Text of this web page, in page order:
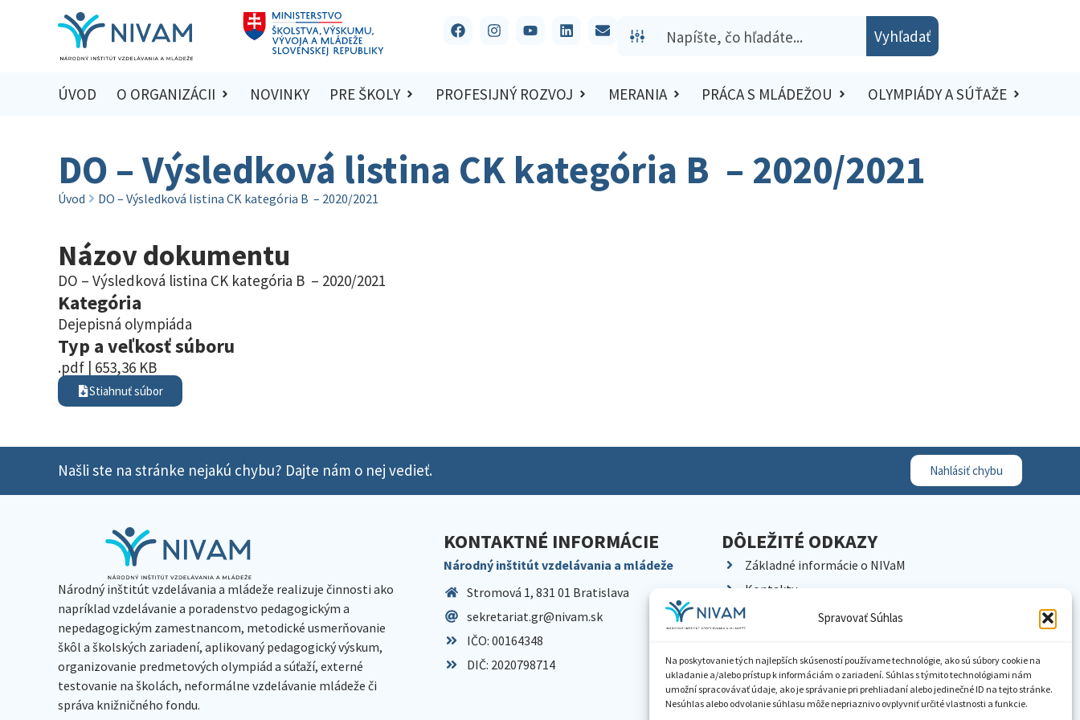
Spravovať Súhlas
Na poskytovanie tých najlepších skúseností používame technológie, ako sú súbory cookie na
ukladanie a/alebo prístup k informáciám o zariadení. Súhlas s týmito technológiami nám
umožní spracovávať údaje, ako je správanie pri prehliadaní alebo jedinečné ID na tejto stránke.
Nesúhlas alebo odvolanie súhlasu môže nepriaznivo ovplyvniť určité vlastnosti a funkcie.
Vyhľadať
ÚVOD O ORGANIZÁCII NOVINKY PRE ŠKOLY PROFESIJNÝ ROZVOJ MERANIA PRÁCA S MLÁDEŽOU OLYMPIÁDY A SÚŤAŽE
DO – Výsledková listina CK kategória B – 2020/2021
Úvod DO – Výsledková listina CK kategória B – 2020/2021
Názov dokumentu
DO – Výsledková listina CK kategória B – 2020/2021
Kategória
Dejepisná olympiáda
Typ a veľkosť súboru
.pdf | 653,36 KB
Stiahnuť súbor
Našli ste na stránke nejakú chybu? Dajte nám o nej vedieť. Nahlásiť chybu
Národný inštitút vzdelávania a mládeže realizuje činnosti ako
napríklad vzdelávanie a poradenstvo pedagogickým a
nepedagogickým zamestnancom, metodické usmerňovanie
škôl a školských zariadení, aplikovaný pedagogický výskum,
organizovanie predmetových olympiád a súťaží, externé
testovanie na školách, neformálne vzdelávanie mládeže či
správa knižničného fondu.
KONTAKTNÉ INFORMÁCIE
Národný inštitút vzdelávania a mládeže
Stromová 1, 831 01 Bratislava
sekretariat.gr@nivam.sk
IČO: 00164348
DIČ: 2020798714
DÔLEŽITÉ ODKAZY
Základné informácie o NIVaM
Kontakty
Kariéra
Pracoviská NIVaM
Dokumenty inštitúcie
Knižnica